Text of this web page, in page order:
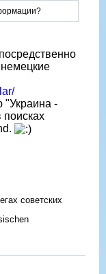
"Украина -
советских